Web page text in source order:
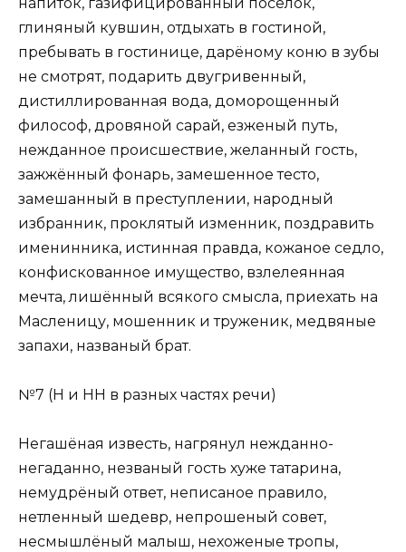
глиняный кувшин, отдыхать в гостиной,
пребывать в гостинице, дарёному коню в зубы
не смотрят, подарить двугривенный,
дистиллированная вода, доморощенный
философ, дровяной сарай, езженый путь,
нежданное происшествие, желанный гость,
зажжённый фонарь, замешенное тесто,
замешанный в преступлении, народный
избранник, проклятый изменник, поздравить
именинника, истинная правда, кожаное седло,
конфискованное имущество, взлелеянная
мечта, лишённый всякого смысла, приехать на
Масленицу, мошенник и труженик, медвяные
запахи, названый брат.
№7 (Н и НН в разных частях речи)
Негашёная известь, нагрянул нежданно-
негаданно, незваный гость хуже татарина,
немудрёный ответ, неписаное правило,
нетленный шедевр, непрошеный совет,
несмышлёный малыш, нехоженые тропы,